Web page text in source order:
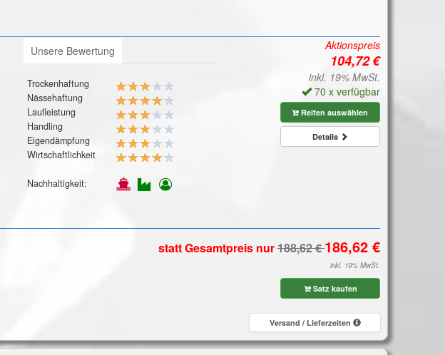
Unsere Bewertung
Trockenhaftung
Nässehaftung
Laufleistung
Handling
Eigendämpfung
Wirtschaftlichkeit
Nachhaltigkeit:
Aktionspreis
inkl. 19% MwSt.
70 x verfügbar
Reifen auswählen
Details
statt Gesamtpreis nur
inkl. 19% MwSt.
Satz kaufen
Versand / Lieferzeiten